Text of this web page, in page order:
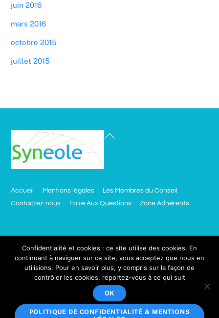
juin 2016
mars 2016
octobre 2015
juillet 2015
Accueil Mentions légales
Les Membres du Conseil
Contactez-nous
Foire Aux Questions Zone Adhérents
Besoin d’un site comme celui ci ?
click.ciblemut.net
Votre adresse email sera utilisée uniquement dans le cadre
Copyright © 2018 Synéole, Tous droits réservés.
Confidentialité et cookies : ce site utilise des cookies. En
continuant à naviguer sur ce site, vous acceptez que nous en
utilisions. Pour en savoir plus, y compris sur la façon de
contrôler les cookies, reportez-vous à ce qui suit
OK
POLITIQUE DE CONFIDENTIALITÉ & MENTIONS